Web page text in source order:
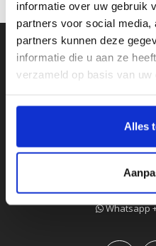
informatie over uw gebruik
partners voor social
partners kunnen deze
informatie die u aan ze
verzameld op basis van
Alles
Telefoon
Whatsapp